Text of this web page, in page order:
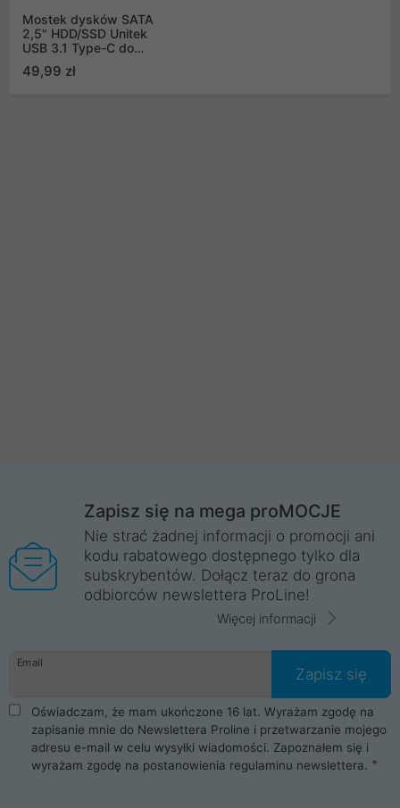
Mostek dysków SATA
2,5" HDD/SSD Unitek
USB 3.1 Type-C do
49,99 zł
Zapisz się na mega proMOCJE
Nie strać żadnej informacji o promocji ani
kodu rabatowego dostępnego tylko dla
subskrybentów. Dołącz teraz do grona
odbiorców newslettera ProLine!
Więcej informacji
Email
Zapisz się
Oświadczam, że mam ukończone 16 lat. Wyrażam zgodę na
zapisanie mnie do Newslettera Proline i przetwarzanie mojego
adresu e-mail w celu wysyłki wiadomości. Zapoznałem się i
wyrażam zgodę na postanowienia regulaminu newslettera.